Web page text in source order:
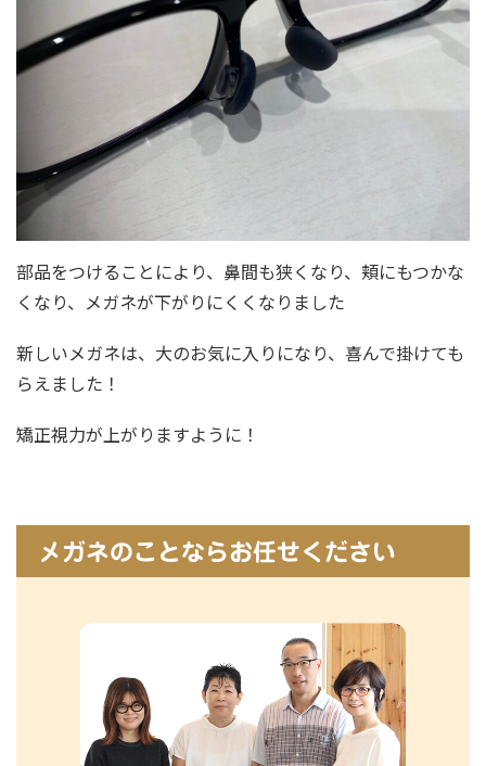
部品をつけることにより、鼻間も狭くなり、頬にもつかな
くなり、メガネが下がりにくくなりました
新しいメガネは、大のお気に入りになり、喜んで掛けても
らえました！
矯正視力が上がりますように！
メガネのことならお任せください